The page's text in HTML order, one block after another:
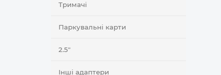
Тримачі
Паркувальні карти
2.5"
Інші адаптери